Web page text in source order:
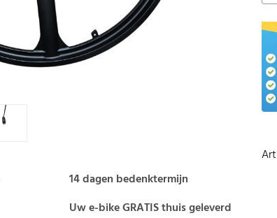
14 dagen bedenktermijn
Uw e-bike GRATIS thuis geleverd